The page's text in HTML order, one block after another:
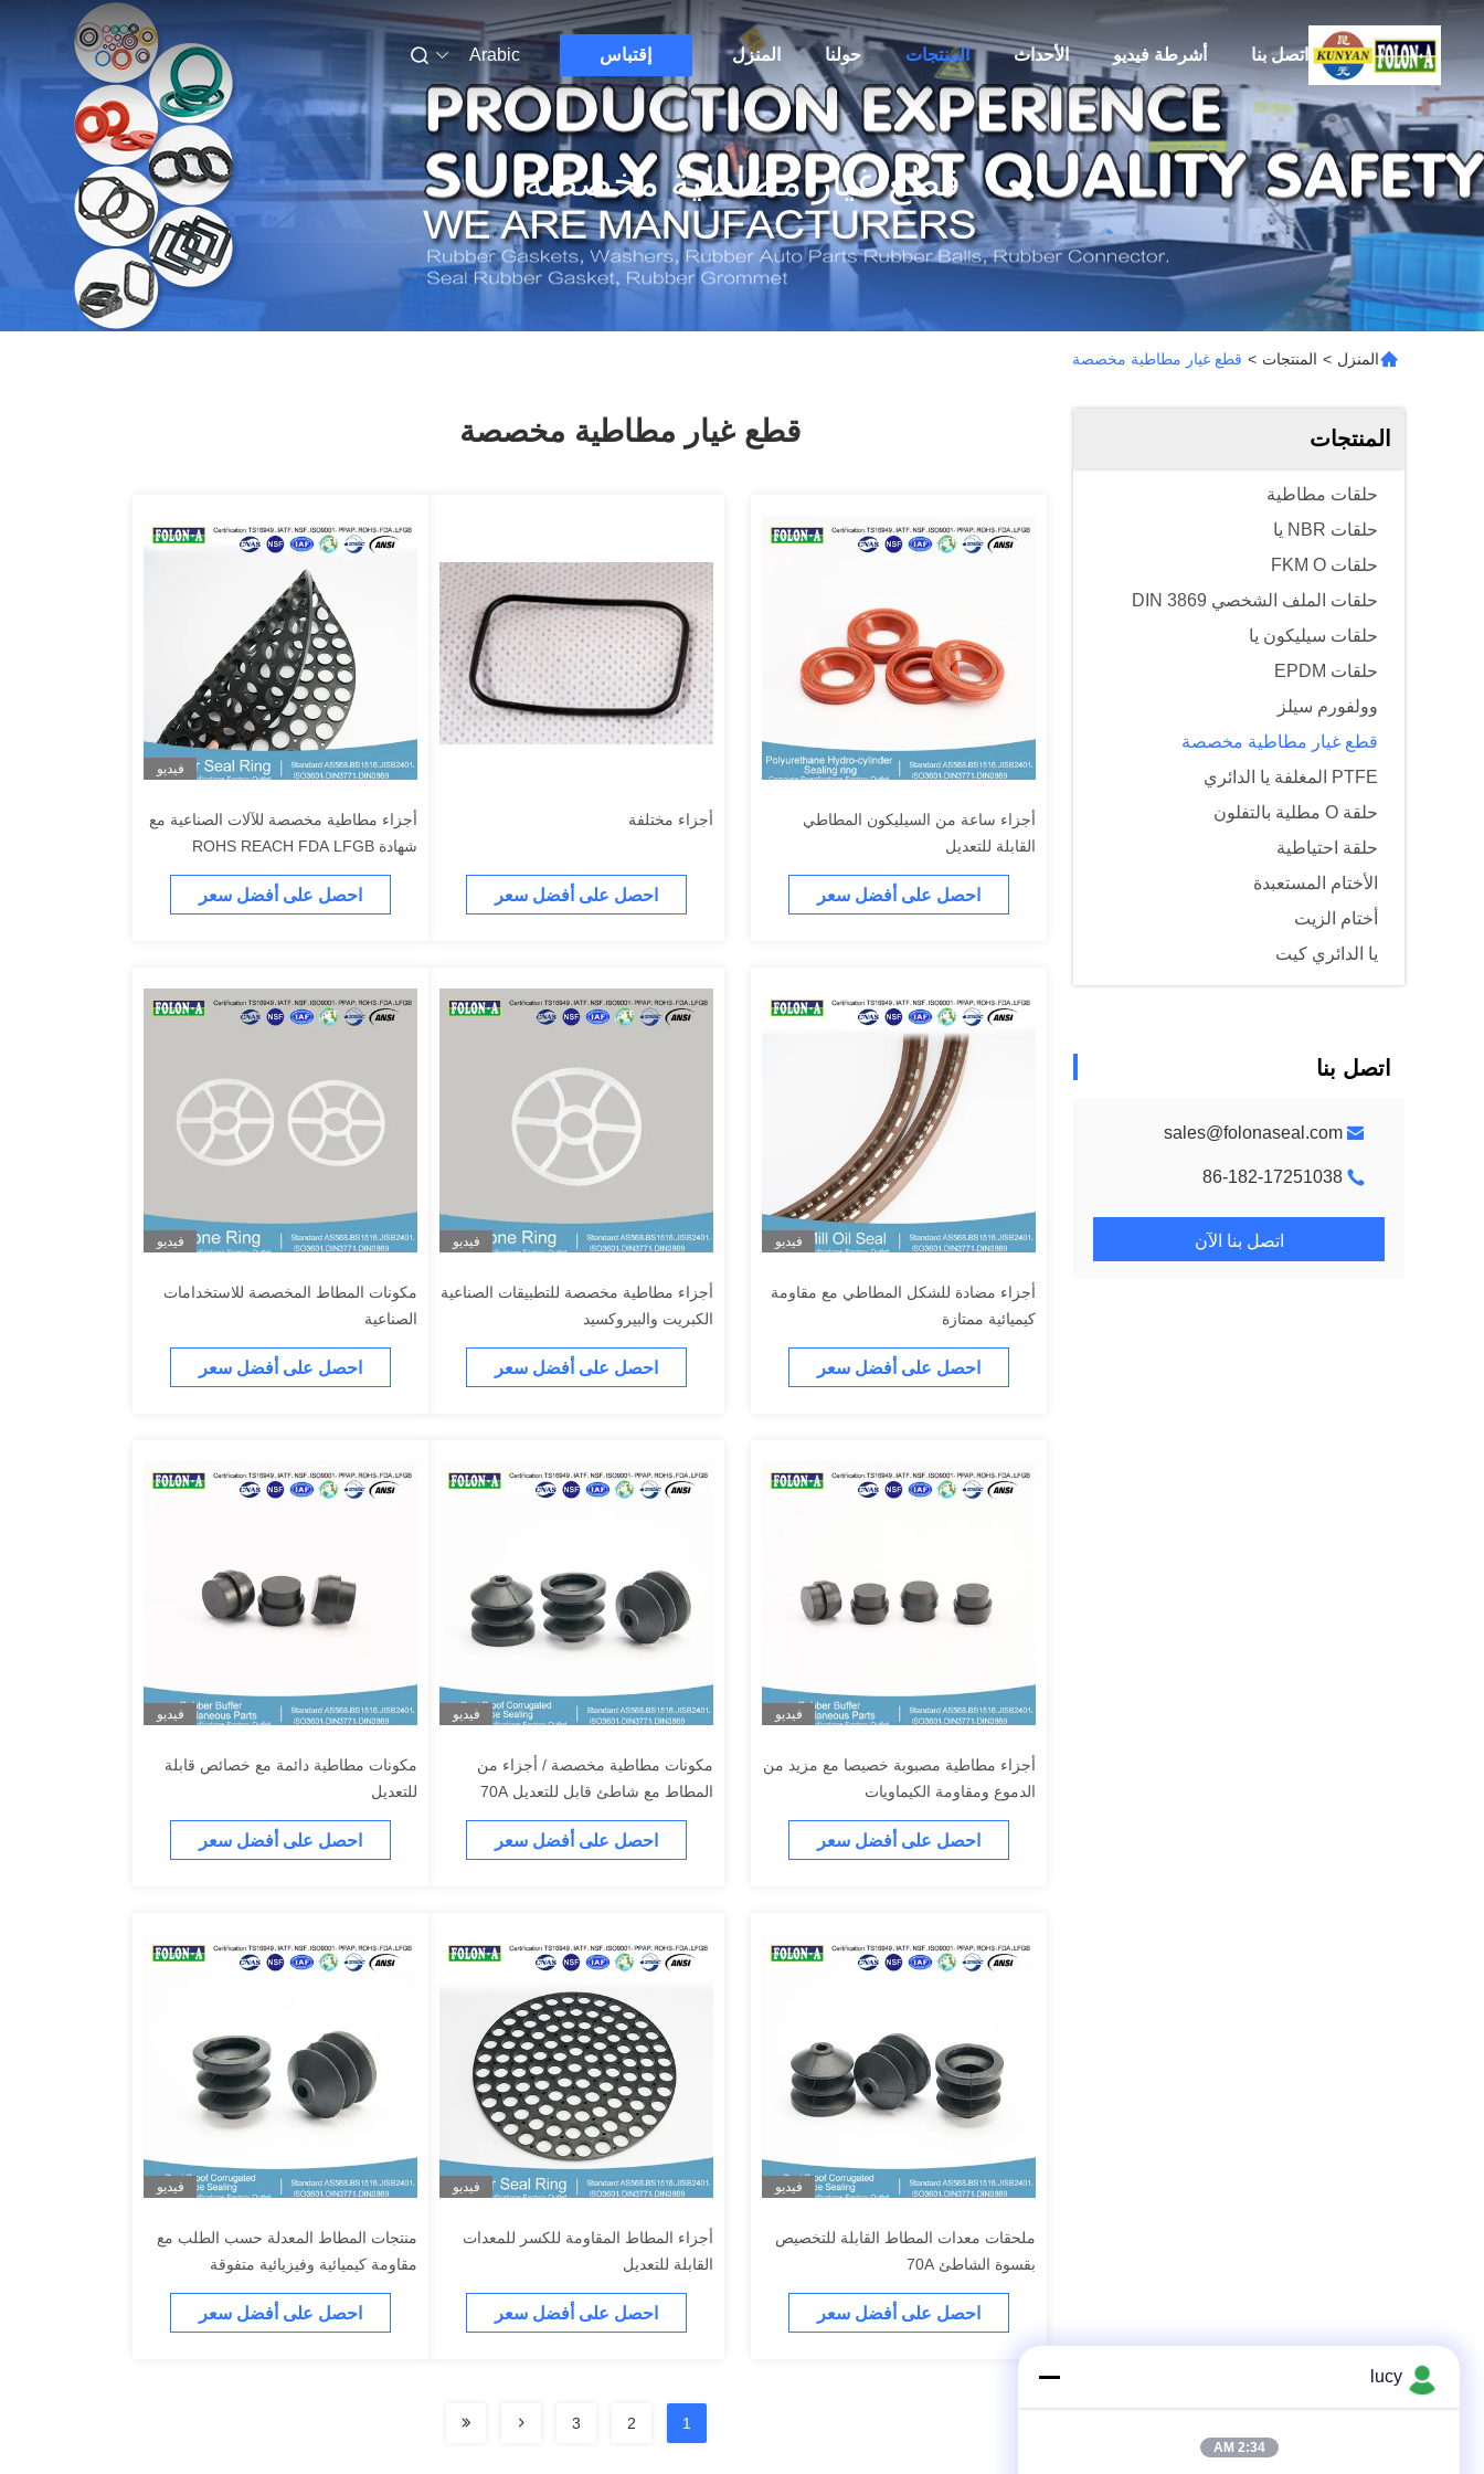
المنزل حولنا المنتجات الأحداث أشرطة فيديو اتصل بنا إقتباس Arabic
قطع غيار مطاطية مخصصة
المنزل > المنتجات > قطع غيار مطاطية مخصصة
المنتجات
حلقات مطاطية
حلقات NBR يا
حلقات FKM O
حلقات الملف الشخصي DIN 3869
حلقات سيليكون يا
حلقات EPDM
وولفورم سيلز
قطع غيار مطاطية مخصصة
PTFE المغلفة يا الدائري
حلقة O مطلية بالتفلون
حلقة احتياطية
الأختام المستعبدة
أختام الزيت
يا الدائري كيت
اتصل بنا
sales@folonaseal.com
86-182-17251038
اتصل بنا الآن
قطع غيار مطاطية مخصصة
أجزاء ساعة من السيليكون المطاطي
القابلة للتعديل
احصل على أفضل سعر
أجزاء مختلفة
احصل على أفضل سعر
فيديو
أجزاء مطاطية مخصصة للآلات الصناعية مع
شهادة ROHS REACH FDA LFGB
احصل على أفضل سعر
فيديو
أجزاء مضادة للشكل المطاطي مع مقاومة
كيميائية ممتازة
احصل على أفضل سعر
فيديو
أجزاء مطاطية مخصصة للتطبيقات الصناعية
الكبريت والبيروكسيد
احصل على أفضل سعر
فيديو
مكونات المطاط المخصصة للاستخدامات
الصناعية
احصل على أفضل سعر
فيديو
أجزاء مطاطية مصبوبة خصيصا مع مزيد من
الدموع ومقاومة الكيماويات
احصل على أفضل سعر
فيديو
مكونات مطاطية مخصصة / أجزاء من
المطاط مع شاطئ قابل للتعديل 70A
ومقاومة الكيميائية
احصل على أفضل سعر
فيديو
مكونات مطاطية دائمة مع خصائص قابلة
للتعديل
احصل على أفضل سعر
فيديو
ملحقات معدات المطاط القابلة للتخصيص
بقسوة الشاطئ 70A
احصل على أفضل سعر
فيديو
أجزاء المطاط المقاومة للكسر للمعدات
القابلة للتعديل
احصل على أفضل سعر
فيديو
منتجات المطاط المعدلة حسب الطلب مع
مقاومة كيميائية وفيزيائية متفوقة
احصل على أفضل سعر
1
2
3
lucy
2:34 AM